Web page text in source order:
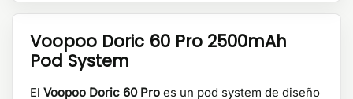
Voopoo Doric 60 Pro 2500mAh
Pod System
El Voopoo Doric 60 Pro es un pod system de diseño